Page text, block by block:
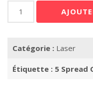
Clear
LED
Catégorie : Laser
Étiquette : 5 Spread